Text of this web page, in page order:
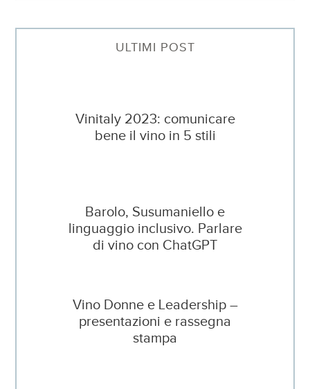
ULTIMI POST
Vinitaly 2023: comunicare
bene il vino in 5 stili
Barolo, Susumaniello e
linguaggio inclusivo. Parlare
di vino con ChatGPT
Vino Donne e Leadership –
presentazioni e rassegna
stampa